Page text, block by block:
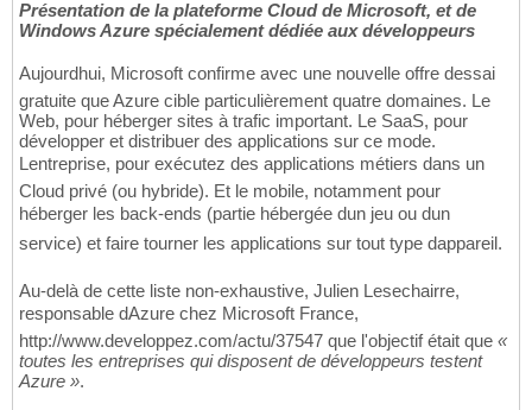
Présentation de la plateforme Cloud de Microsoft, et de
Windows Azure spécialement dédiée aux développeurs
Aujourdhui, Microsoft confirme avec une nouvelle offre dessai
gratuite que Azure cible particulièrement quatre domaines. Le
Web, pour héberger sites à trafic important. Le SaaS, pour
développer et distribuer des applications sur ce mode.
Lentreprise, pour exécutez des applications métiers dans un
Cloud privé (ou hybride). Et le mobile, notamment pour
héberger les back-ends (partie hébergée dun jeu ou dun
service) et faire tourner les applications sur tout type dappareil.
Au-delà de cette liste non-exhaustive, Julien Lesechairre,
responsable dAzure chez Microsoft France,
http://www.developpez.com/actu/37547 que l'objectif était que «
toutes les entreprises qui disposent de développeurs testent
Azure ».